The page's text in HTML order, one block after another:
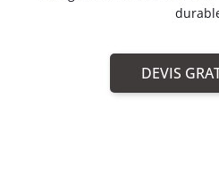
DEVIS